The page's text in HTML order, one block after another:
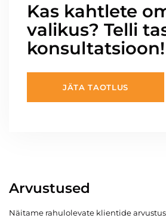
Kas kahtlete
valikus? Telli
konsultatsioon!
JÄTA TAOTLUS
Arvustused
Näitame rahulolevate klientide